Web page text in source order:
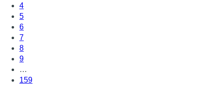
4
5
6
7
8
9
…
159